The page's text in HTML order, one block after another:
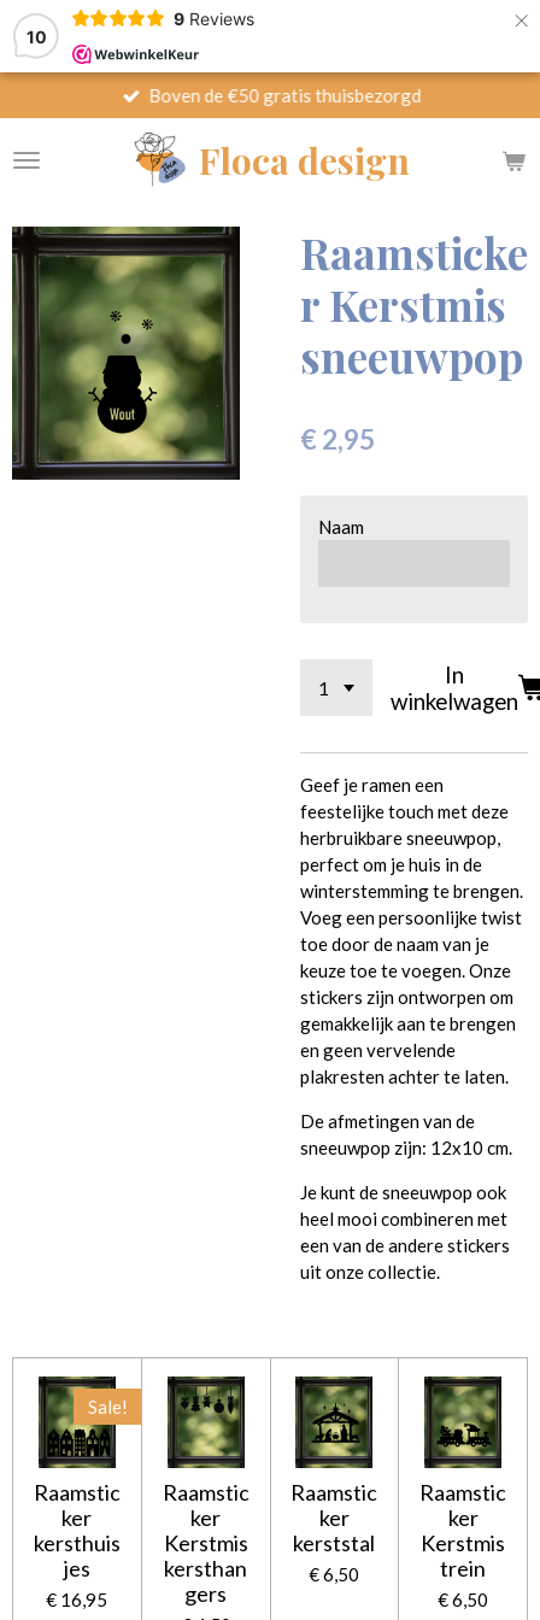
10
9 Reviews ×
Floca design
Boven de €50 gratis thuisbezorgd
Raamsticke
r Kerstmis
sneeuwpop
€ 2,95
Naam
In
winkelwagen
Geef je ramen een
feestelijke touch met deze
herbruikbare sneeuwpop,
perfect om je huis in de
winterstemming te brengen.
Voeg een persoonlijke twist
toe door de naam van je
keuze toe te voegen. Onze
stickers zijn ontworpen om
gemakkelijk aan te brengen
en geen vervelende
plakresten achter te laten.
De afmetingen van de
sneeuwpop zijn: 12x10 cm.
Je kunt de sneeuwpop ook
heel mooi combineren met
een van de andere stickers
uit onze collectie.
Sale!
Raamstic
ker
kersthuis
jes
€ 16,95
Raamstic
ker
Kerstmis
kersthan
gers
Raamstic
ker
kerststal
€ 6,50
Raamstic
ker
Kerstmis
trein
€ 6,50